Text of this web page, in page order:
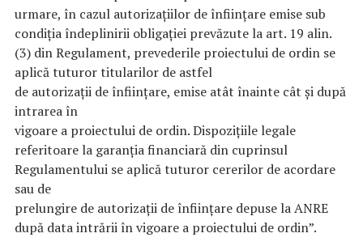
urmare, în cazul autorizațiilor de înființare emise sub
condiția îndeplinirii obligației prevăzute la art. 19 alin.
(3) din Regulament, prevederile proiectului de ordin se
aplică tuturor titularilor de astfel
de autorizații de înființare, emise atât înainte cât și după
intrarea în
vigoare a proiectului de ordin. Dispozițiile legale
referitoare la garanția financiară din cuprinsul
Regulamentului se aplică tuturor cererilor de acordare
sau de
prelungire de autorizații de înființare depuse la ANRE
după data intrării în vigoare a proiectului de ordin”.